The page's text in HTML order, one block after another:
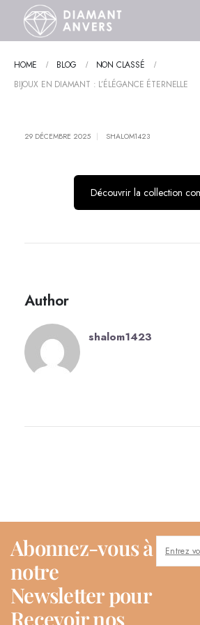
HOME BLOG
NON CLASSÉ
BIJOUX EN DIAMANT : L’ÉLÉGANCE ÉTERNELLE
29 DÉCEMBRE 2025 SHALOM1423
Découvrir la collection
Author
shalom1423
Abonnez-vous à
notre
Newsletter pour
Recevoir nos